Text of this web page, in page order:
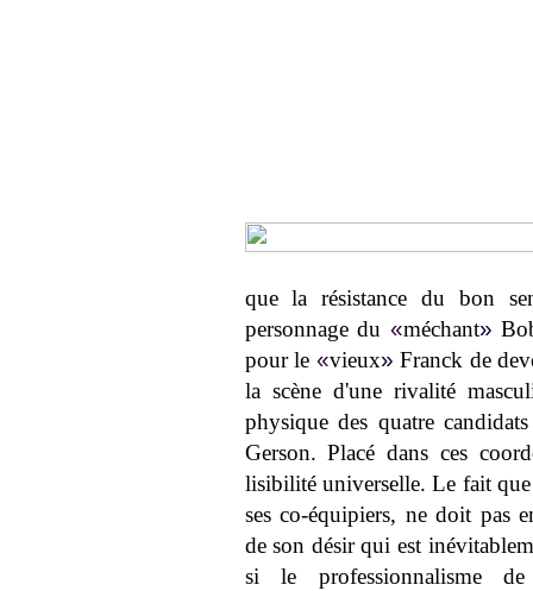
que la résistance du bon
personnage du «méchant»
pour le «vieux» Franck de
la scène d'une rivalité
physique des quatre
Gerson. Placé dans ces
lisibilité universelle. Le fait
ses co-équipiers, ne doit pas
de son désir qui est
si le professionnalisme